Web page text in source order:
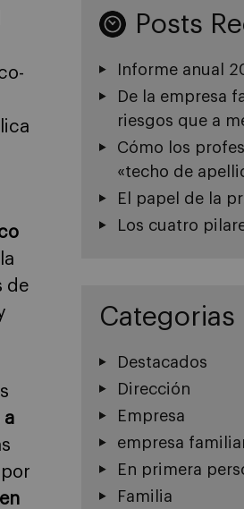
de
a
Posts
Informe anual
De la empresa
riesgos que a
Cómo los
«techo de
El papel de la
Los cuatro
Categorias
Destacados
Dirección
Empresa
empresa
En primera
Familia